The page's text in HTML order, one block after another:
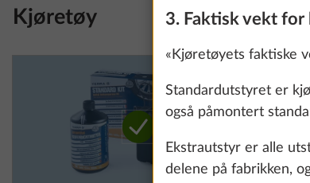
Kjøretøy 3. Faktisk vekt
«Kjøretøyets faktiske
Standardutstyret er
også påmontert
Ekstrautstyr er alle
delene på fabrikken,